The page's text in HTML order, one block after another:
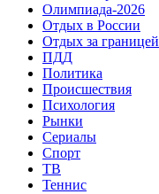
Олимпиада-2026
Отдых в России
Отдых за границей
ПДД
Политика
Происшествия
Психология
Рынки
Сериалы
Спорт
ТВ
Теннис